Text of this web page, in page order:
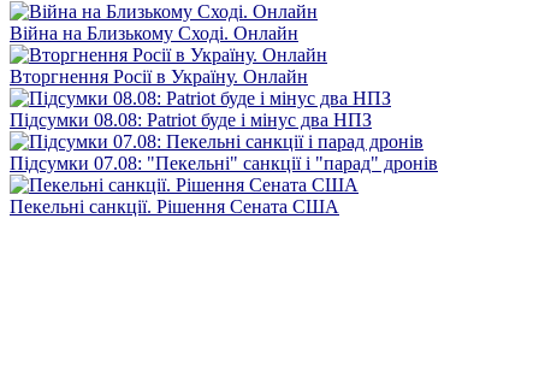
Війна на Близькому Сході. Онлайн
Вторгнення Росії в Україну. Онлайн
Підсумки 08.08: Patriot буде і мінус два НПЗ
Підсумки 07.08: "Пекельні" санкції і "парад" дронів
Пекельні санкції. Рішення Сената США